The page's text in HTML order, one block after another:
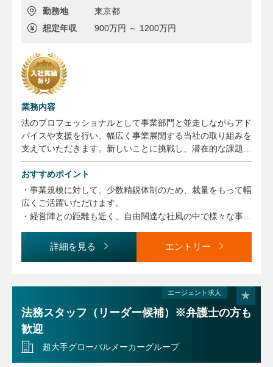
勤務地
東京都
想定年収
900万円 ～ 1200万円
業務内容
法のプロフェッショナルとして事業部門と並走しながらアド
バイスや支援を行い、幅広く事業展開する当社の取り組みを
支えていただきます。新しいことに挑戦し、潜在的な課題に
対して法の側面から実用的な解決策を提供することを通じて
事業拡大の一翼を担っていただきます。
・国内／海外取引先との契約書作成及び契約交渉：
ゲーム開発その他各種業務委託契約、共同事業契約、ライセ
※外国法弁護士が2名在籍しているため、英語の実務経験が
ない方でも問題ございません
契約法、知財クリアランス、esportsほか
・法令遵守のための社内方針やガイドライン作成
・社員向けセミナー
・外部弁護士との調整
・業界団体との調整
おすすめポイント
・事業規模に対して、少数精鋭体制のため、裁量をもって幅
広くご活躍いただけます。
・経営陣との距離も近く、自由闊達な社風の中で様々な事業
・入社後は契約法務を主務としていただきますが、将来的に
され、また社内には外国法弁護士が在籍
しており、グローバルにとんだ環境です。
・新規事業が立ち上がった際は、初期段階から携わり、現場
と一緒に事業を進めていくことが出来る
環境です。
・法務実務のリードができる、かつチームメンバーのマネジ
詳細を見る エントリー
エージェント求人
法務スタッフ（リーダー候補）※弁護士の方も
歓迎
超大手グローバルメーカーグループ